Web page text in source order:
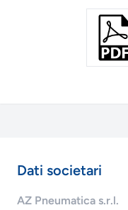
Dati societari
AZ Pneumatica s.r.l.